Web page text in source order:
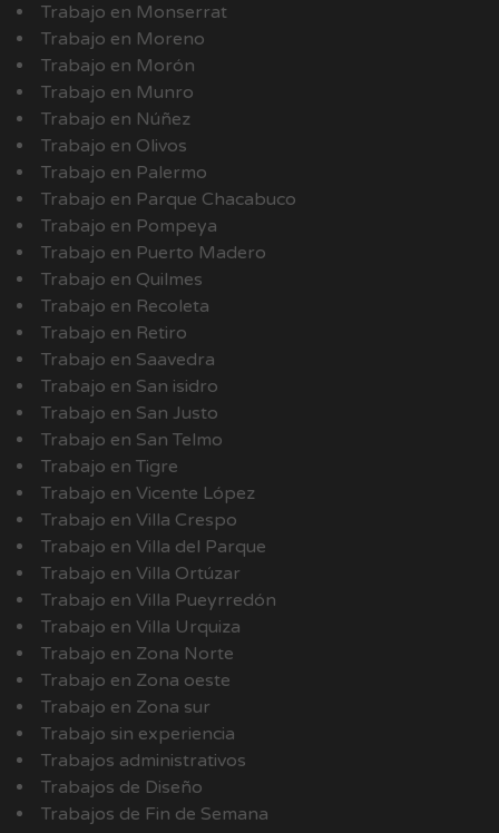
Trabajo en Monserrat
Trabajo en Moreno
Trabajo en Morón
Trabajo en Munro
Trabajo en Núñez
Trabajo en Olivos
Trabajo en Palermo
Trabajo en Parque Chacabuco
Trabajo en Pompeya
Trabajo en Puerto Madero
Trabajo en Quilmes
Trabajo en Recoleta
Trabajo en Retiro
Trabajo en Saavedra
Trabajo en San isidro
Trabajo en San Justo
Trabajo en San Telmo
Trabajo en Tigre
Trabajo en Vicente López
Trabajo en Villa Crespo
Trabajo en Villa del Parque
Trabajo en Villa Ortúzar
Trabajo en Villa Pueyrredón
Trabajo en Villa Urquiza
Trabajo en Zona Norte
Trabajo en Zona oeste
Trabajo en Zona sur
Trabajo sin experiencia
Trabajos administrativos
Trabajos de Diseño
Trabajos de Fin de Semana